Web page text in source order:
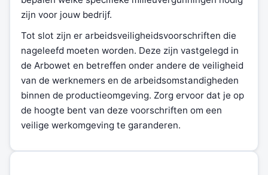
zijn voor jouw bedrijf.
Tot slot zijn er arbeidsveiligheidsvoorschriften die
nageleefd moeten worden. Deze zijn vastgelegd in
de Arbowet en betreffen onder andere de veiligheid
van de werknemers en de arbeidsomstandigheden
binnen de productieomgeving. Zorg ervoor dat je op
de hoogte bent van deze voorschriften om een
veilige werkomgeving te garanderen.